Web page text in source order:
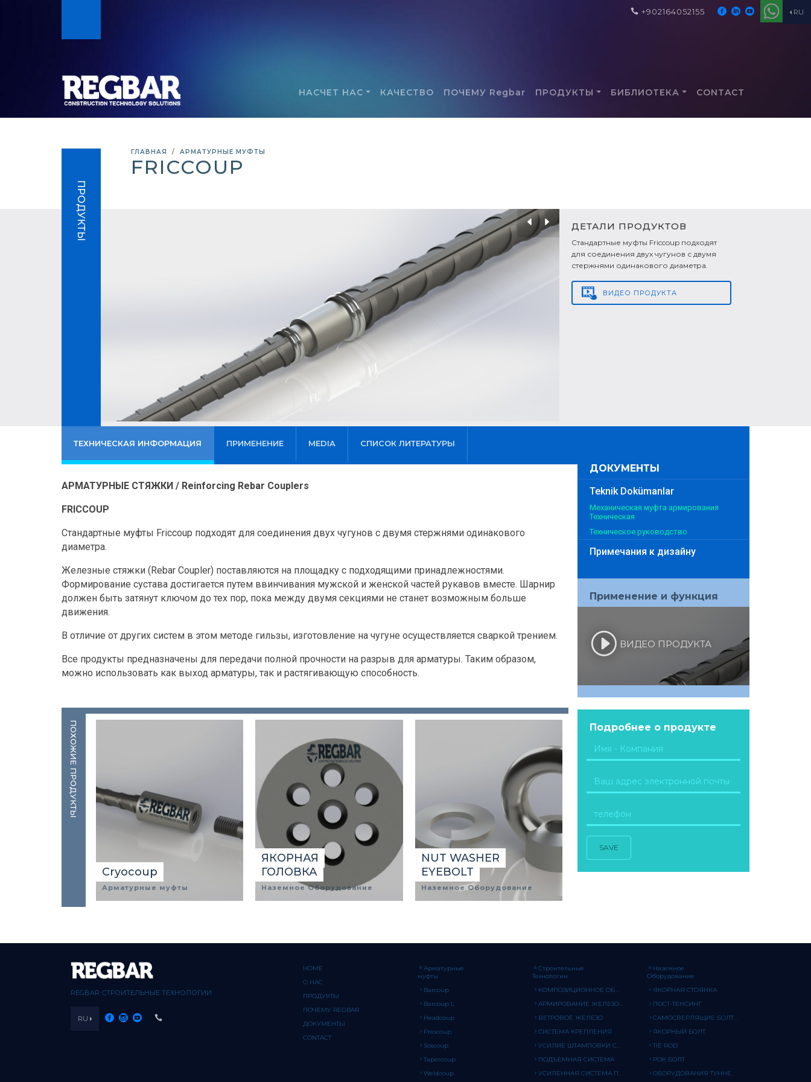
RU
+902164052155
НАСЧЕТ НАС КАЧЕСТВО ПОЧЕМУ Regbar ПРОДУКТЫ БИБЛИОТЕКА CONTACT
ГЛАВНАЯ АРМАТУРНЫЕ МУФТЫ
FRICCOUP
ПРОДУКТЫ ДЕТАЛИ ПРОДУКТОВ
Стандартные муфты Friccoup подходят
для соединения двух чугунов с двумя
стержнями одинакового диаметра.
ВИДЕО ПРОДУКТА
ТЕХНИЧЕСКАЯ ИНФОРМАЦИЯ ПРИМЕНЕНИЕ MEDIA СПИСОК ЛИТЕРАТУРЫ
АРМАТУРНЫЕ СТЯЖКИ / Reinforcing Rebar Couplers
FRICCOUP
Стандартные муфты Friccoup подходят для соединения двух чугунов с двумя стержнями одинакового
диаметра.
Железные стяжки (Rebar Coupler) поставляются на площадку с подходящими принадлежностями.
Формирование сустава достигается путем ввинчивания мужской и женской частей рукавов вместе. Шарнир
должен быть затянут ключом до тех пор, пока между двумя секциями не станет возможным больше
движения.
В отличие от других систем в этом методе гильзы, изготовление на чугуне осуществляется сваркой трением.
Все продукты предназначены для передачи полной прочности на разрыв для арматуры. Таким образом,
можно использовать как выход арматуры, так и растягивающую способность.
ПОХОЖИЕ ПРОДУКТЫ
Cryocoup
Арматурные муфты
ЯКОРНАЯ
ГОЛОВКА
Наземное Оборудование
NUT WASHER
EYEBOLT
Наземное Оборудование
ДОКУМЕНТЫ
Teknik Dokümanlar
Механическая муфта армирования
Техническая
Техническое руководство
Примечания к дизайну
Применение и функция
ВИДЕО ПРОДУКТА
Подробнее о продукте
SAVE
REGBAR СТРОИТЕЛЬНЫЕ ТЕХНОЛОГИИ
RU
HOME
О НАС
ПРОДУКТЫ
ПОЧЕМУ REGBAR
ДОКУМЕНТЫ
CONTACT
Арматурные
муфты
Barcoup
Barcoup L
Headcoup
Prescoup
Soscoup
Tapercoup
Weldcoup
Строительные
Технологии
КОМПОЗИЦИОННОЕ ОБОРУДОВАНИЕ
АРМИРОВАНИЕ ЖЕЛЕЗОБЕТОНА
ВЕТРОВОЕ ЖЕЛЕЗО
СИСТЕМА КРЕПЛЕНИЯ
УСИЛИЕ ШТАМПОВКИ СДВИГА
ПОДЪЕМНАЯ СИСТЕМА
УСИЛЕННАЯ СИСТЕМА ПРОРАСТАНИЯ
Наземное
Оборудование
ЯКОРНАЯ СТОЯНКА
ПОСТ-ТЕНСИНГ
САМОСВЕРЛЯЩИЕ БОЛТЫ
ЯКОРНЫЙ БОЛТ
TIE ROD
РОК БОЛТ
ОБОРУДОВАНИЯ ТУННЕЛЬНОЙ ПОДДЕРЖКИ